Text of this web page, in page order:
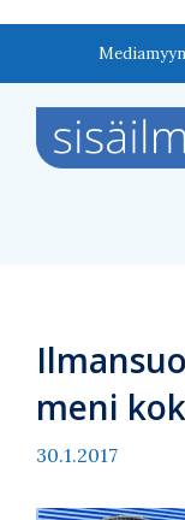
meni
30.1.2017